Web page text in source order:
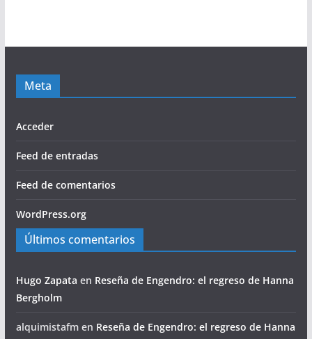
Meta
Acceder
Feed de entradas
Feed de comentarios
WordPress.org
Últimos comentarios
Hugo Zapata en Reseña de Engendro: el regreso de Hanna
Bergholm
alquimistafmen Reseña de Engendro: el regreso de Hanna